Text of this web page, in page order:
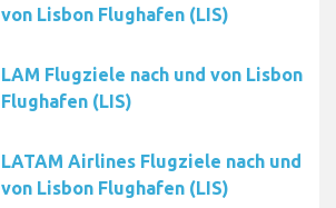
von Lisbon Flughafen (LIS)
LAM Flugziele nach und von Lisbon
Flughafen (LIS)
LATAM Airlines Flugziele nach und
von Lisbon Flughafen (LIS)